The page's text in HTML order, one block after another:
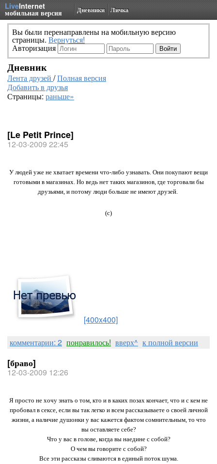
LiveInternet
мобильная версия Дневники Личка
Вы были перенаправлены на мобильную версию
страницы. Вернуться!
Авторизация
Дневник
Лента друзей /Полная версия
Добавить в друзья
Страницы: раньше»
[Le Petit Prince]
12-03-2009 22:45
У людей уже не хватает времени что-либо узнавать. Они покупают вещи
готовыми в магазинах. Но ведь нет таких магазинов, где торговали бы
друзьями, и потому люди больше не имеют друзей.
(с)
[400x400]
комментарии: 2 понравилось! вверх^ к полной версии
[браво]
12-03-2009 12:26
Я просто не хочу знать о том, кто и в каких позах кончает, что и с кем не
пробовал в сексе, если вы так легко и всем рассказываете о своей личной
жизни, а наличие душонки у вас кажется фактом сомнительным, то что
вы оставляете себе?
Что у вас в голове, когда вы наедине с собой?
О чем вы говорите с собой?
Все эти рассказы сливаются в единый поток шума.